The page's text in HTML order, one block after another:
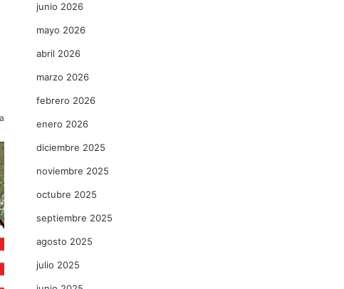
junio 2026
mayo 2026
abril 2026
marzo 2026
febrero 2026
enero 2026
diciembre 2025
noviembre 2025
octubre 2025
septiembre 2025
agosto 2025
julio 2025